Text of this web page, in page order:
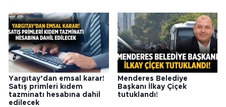
Yargıtay’dan emsal karar!
Satış primleri kıdem
tazminatı hesabına dahil
edilecek
Menderes Belediye
Başkanı İlkay Çiçek
tutuklandı!